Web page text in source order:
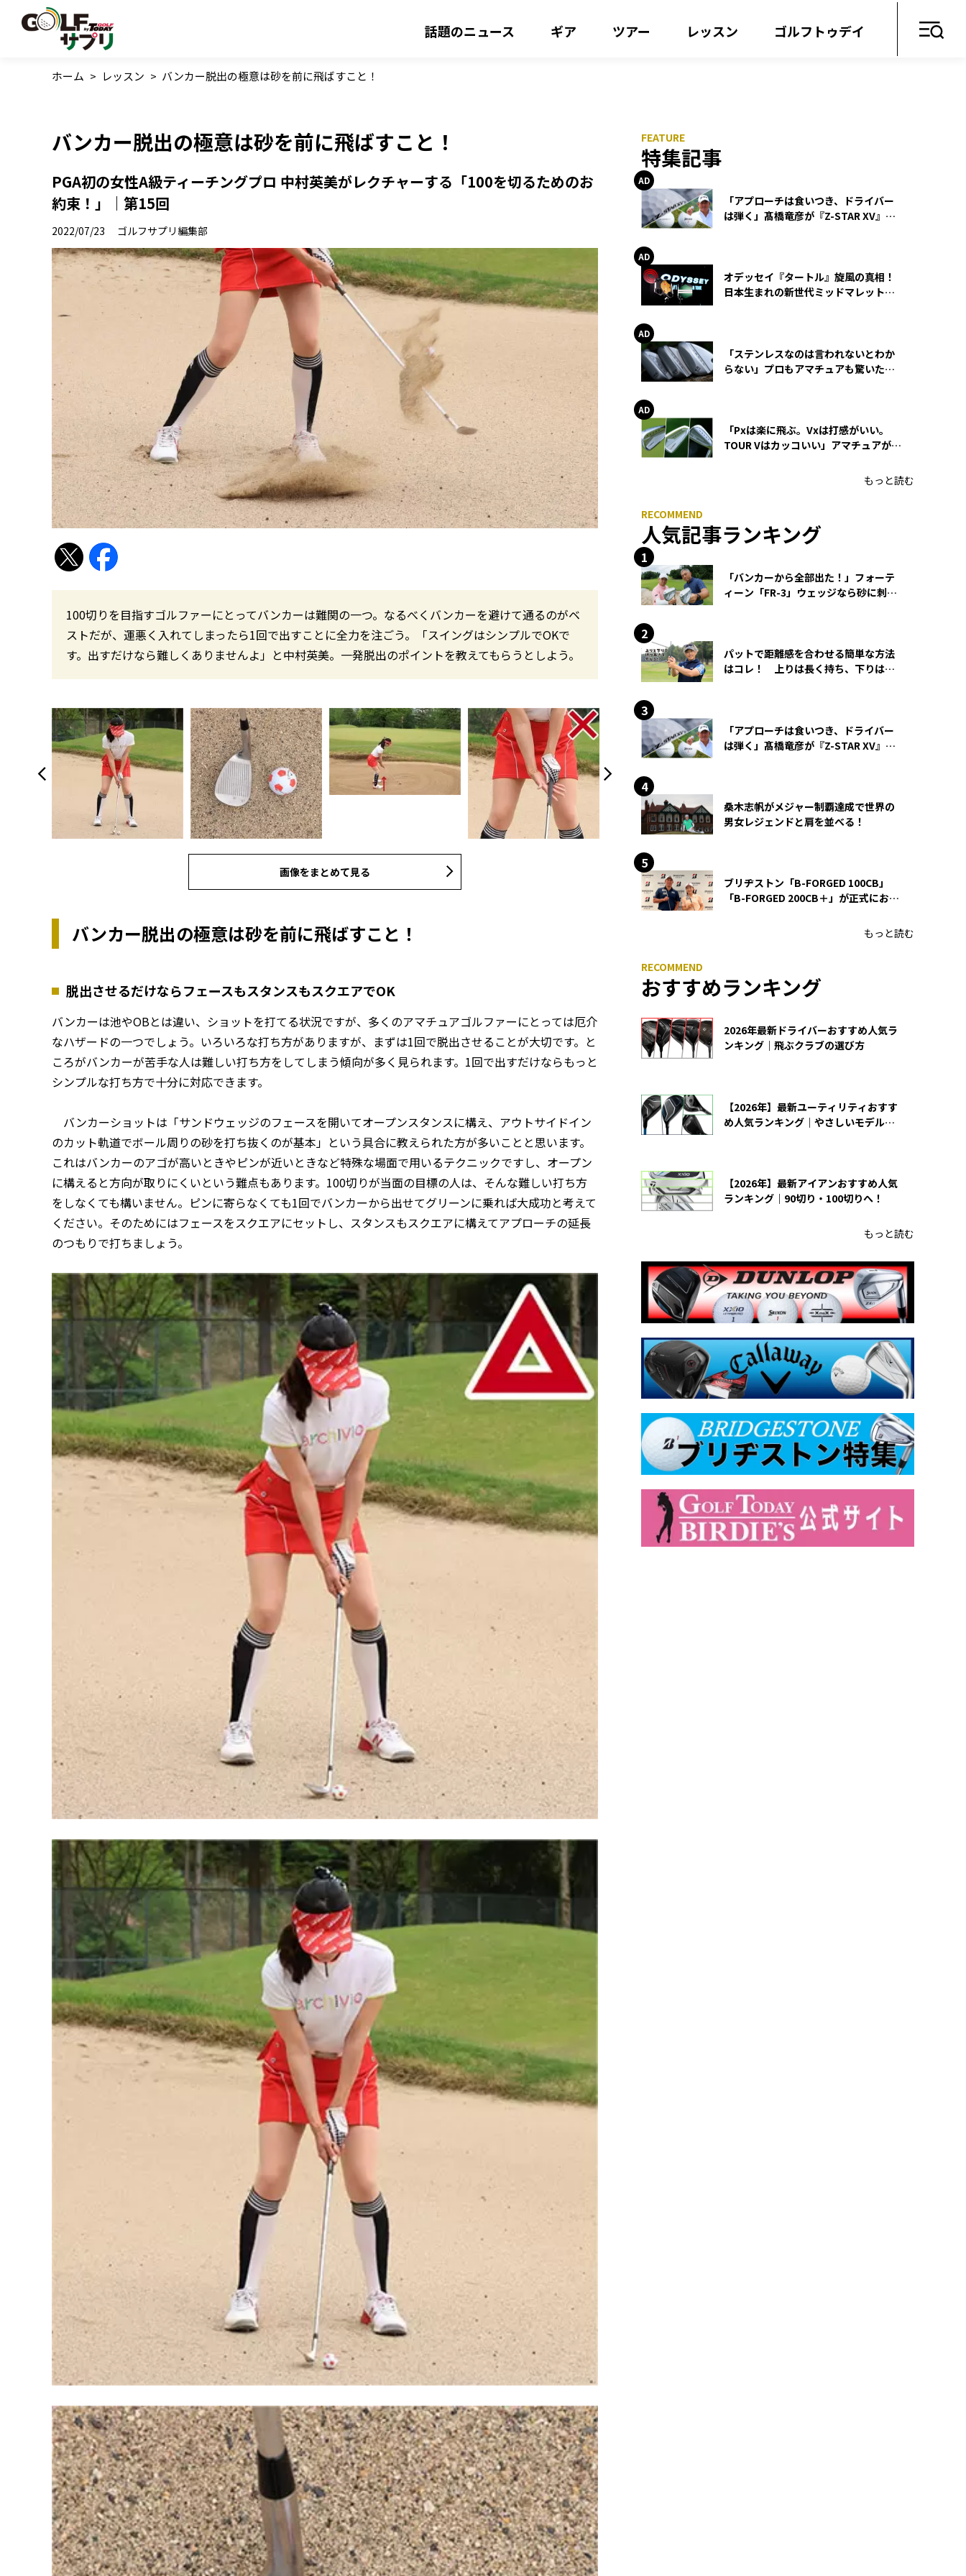
話題のニュース ギア ツアー レッスン ゴルフトゥデイ
ホーム > レッスン > バンカー脱出の極意は砂を前に飛ばすこと！
バンカー脱出の極意は砂を前に飛ばすこと！
PGA初の女性A級ティーチングプロ 中村英美がレクチャーする「100を切るためのお
約束！」｜第15回
2022/07/23 ゴルフサプリ編集部
100切りを目指すゴルファーにとってバンカーは難関の一つ。なるべくバンカーを避けて通るのがベ
ストだが、運悪く入れてしまったら1回で出すことに全力を注ごう。「スイングはシンプルでOKで
す。出すだけなら難しくありませんよ」と中村英美。一発脱出のポイントを教えてもらうとしよう。
画像をまとめて見る
バンカー脱出の極意は砂を前に飛ばすこと！
脱出させるだけならフェースもスタンスもスクエアでOK
バンカーは池やOBとは違い、ショットを打てる状況ですが、多くのアマチュアゴルファーにとっては厄介
なハザードの一つでしょう。いろいろな打ち方がありますが、まずは1回で脱出させることが大切です。と
ころがバンカーが苦手な人は難しい打ち方をしてしまう傾向が多く見られます。1回で出すだけならもっと
シンプルな打ち方で十分に対応できます。
バンカーショットは「サンドウェッジのフェースを開いてオープンスタンスに構え、アウトサイドイン
のカット軌道でボール周りの砂を打ち抜くのが基本」という具合に教えられた方が多いことと思います。
これはバンカーのアゴが高いときやピンが近いときなど特殊な場面で用いるテクニックですし、オープン
に構えると方向が取りにくいという難点もあります。100切りが当面の目標の人は、そんな難しい打ち方
をしなくても構いません。ピンに寄らなくても1回でバンカーから出せてグリーンに乗れば大成功と考えて
ください。そのためにはフェースをスクエアにセットし、スタンスもスクエアに構えてアプローチの延長
のつもりで打ちましょう。
特集記事
「アプローチは食いつき、ドライバー
は弾く」髙橋竜彦が『Z-STAR XV』を
オデッセイ『タートル』旋風の真相！
日本生まれの新世代ミッドマレットが
「ステンレスなのは言われないとわか
らない」プロもアマチュアも驚いた
「Pxは楽に飛ぶ。Vxは打感がいい。
TOUR Vはカッコいい」アマチュアが選
もっと読む
人気記事ランキング
「バンカーから全部出た！」フォーテ
ィーン「FR-3」ウェッジなら砂に刺さ
パットで距離感を合わせる簡単な方法
はコレ！ 上りは長く持ち、下りは短
「アプローチは食いつき、ドライバー
は弾く」髙橋竜彦が『Z-STAR XV』を
桑木志帆がメジャー制覇達成で世界の
男女レジェンドと肩を並べる！
ブリヂストン「B-FORGED 100CB」
「B-FORGED 200CB＋」が正式にお披
もっと読む
おすすめランキング
2026年最新ドライバーおすすめ人気ラ
ンキング｜飛ぶクラブの選び方
【2026年】最新ユーティリティおすす
め人気ランキング｜やさしいモデルの
【2026年】最新アイアンおすすめ人気
ランキング｜90切り・100切りへ！
もっと読む